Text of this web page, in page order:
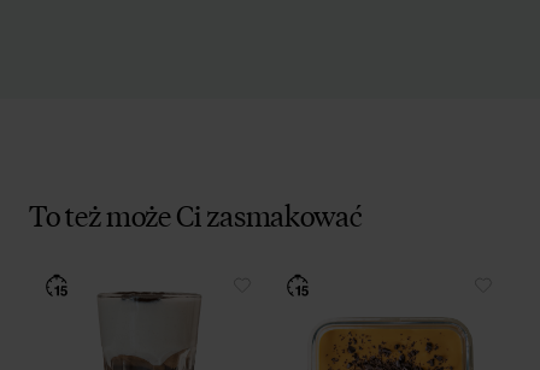
To też może Ci zasmakować